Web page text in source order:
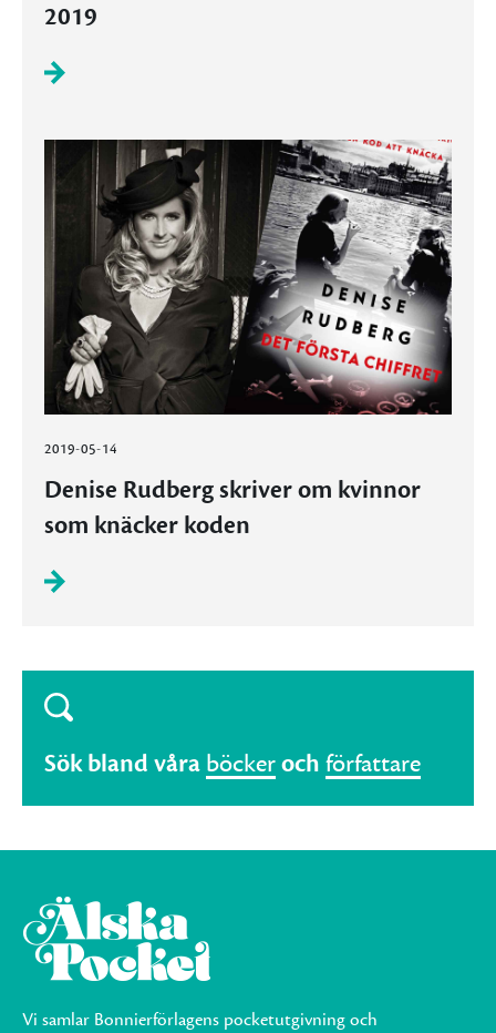
2019
2019-05-14
Denise Rudberg skriver om kvinnor
som knäcker koden
Sök bland våra böckeroch författare
Vi samlar Bonnierförlagens pocketutgivning och